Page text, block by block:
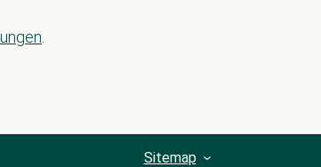
Sitemap